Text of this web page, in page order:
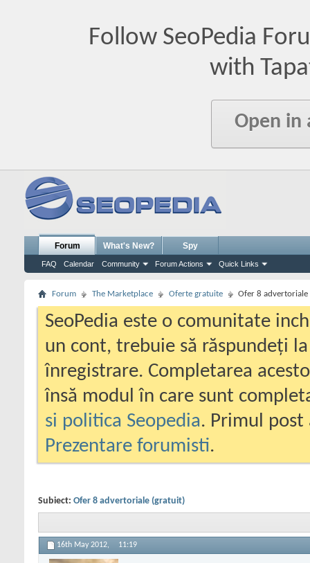
Follow SeoPedia
with
Open in
Forum
FAQ Calendar Community Forum Actions Quick Links
What's New? Spy
Forum The Marketplace Oferte gratuite Ofer 8
SeoPedia este o comunitate
un cont, trebuie să răspundeți
înregistrare. Completarea
însă modul în care sunt
si politica Seopedia. Primul
Prezentare forumisti.
Subiect: Ofer 8 advertoriale (gratuit)
16th May 2012, 11:19